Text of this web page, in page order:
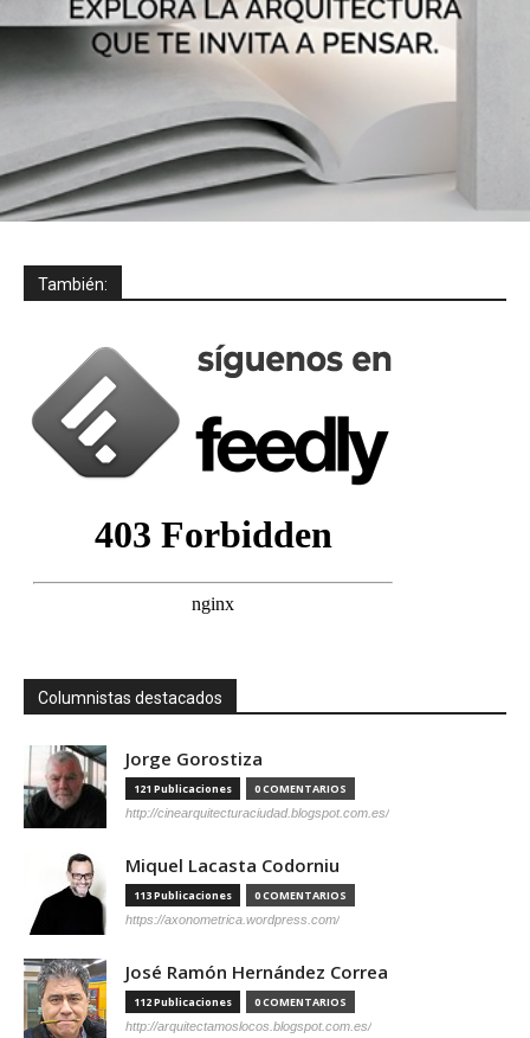
También:
Columnistas destacados
Jorge Gorostiza
121 Publicaciones 0 COMENTARIOS
http://cinearquitecturaciudad.blogspot.com.es/
Miquel Lacasta Codorniu
113 Publicaciones 0 COMENTARIOS
https://axonometrica.wordpress.com/
José Ramón Hernández Correa
112 Publicaciones 0 COMENTARIOS
http://arquitectamoslocos.blogspot.com.es/